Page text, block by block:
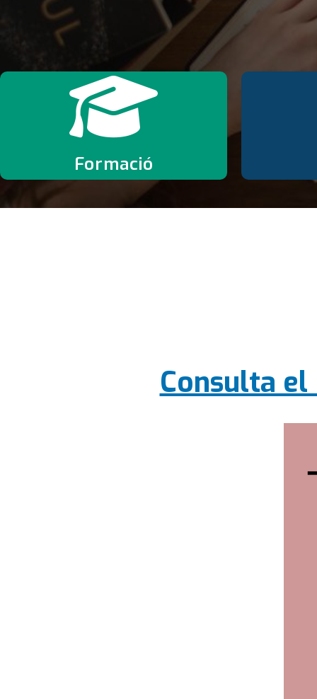
Formació
Consulta